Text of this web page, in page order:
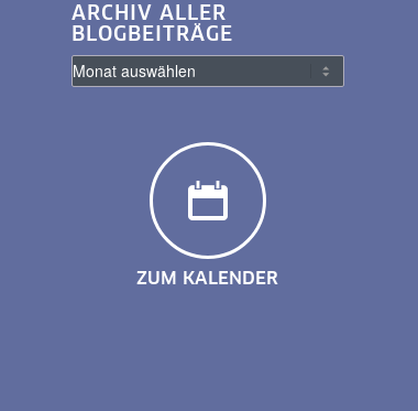
ARCHIV ALLER
BLOGBEITRÄGE
ZUM KALENDER